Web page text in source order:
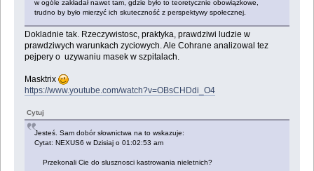
w ogóle zakładał nawet tam, gdzie było to teoretycznie obowiązkowe,
trudno by było mierzyć ich skuteczność z perspektywy społecznej.
Dokladnie tak. Rzeczywistosc, praktyka, prawdziwi ludzie w
prawdziwych warunkach zyciowych. Ale Cohrane analizowal tez
pejpery o uzywaniu masek w szpitalach.
Masktrix
https://www.youtube.com/watch?v=OBsCHDdi_O4
Cytuj
Jesteś. Sam dobór słownictwa na to wskazuje:
Cytat: NEXUS6 w Dzisiaj o 01:02:53 am
Przekonali Cie do slusznosci kastrowania nieletnich?